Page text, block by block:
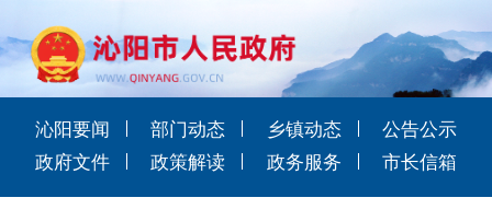
沁阳要闻 部门动态 乡镇动态
公告公示
政府文件
政策解读 政务服务 市长信箱